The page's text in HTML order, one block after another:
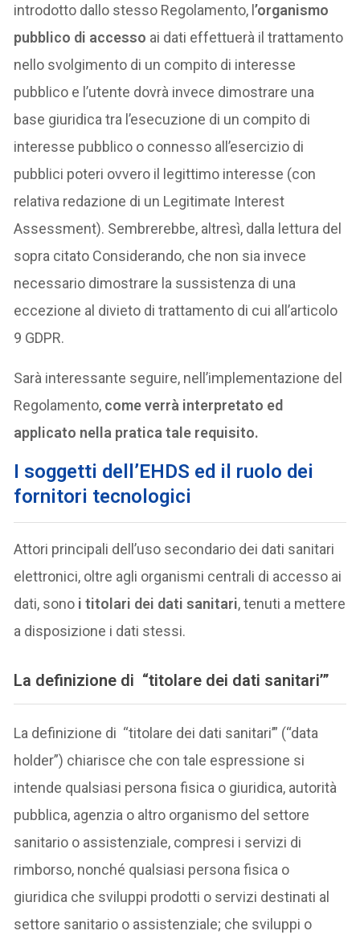
introdotto dallo stesso Regolamento, l’organismo
pubblico di accesso ai dati effettuerà il trattamento
nello svolgimento di un compito di interesse
pubblico e l’utente dovrà invece dimostrare una
base giuridica tra l’esecuzione di un compito di
interesse pubblico o connesso all’esercizio di
pubblici poteri ovvero il legittimo interesse (con
relativa redazione di un Legitimate Interest
Assessment). Sembrerebbe, altresì, dalla lettura del
sopra citato Considerando, che non sia invece
necessario dimostrare la sussistenza di una
eccezione al divieto di trattamento di cui all’articolo
9 GDPR.
Sarà interessante seguire, nell’implementazione del
Regolamento, come verrà interpretato ed
applicato nella pratica tale requisito.
I soggetti dell’EHDS ed il ruolo dei
fornitori tecnologici
Attori principali dell’uso secondario dei dati sanitari
elettronici, oltre agli organismi centrali di accesso ai
dati, sono i titolari dei dati sanitari, tenuti a mettere
a disposizione i dati stessi.
La definizione di “titolare dei dati sanitari’”
La definizione di “titolare dei dati sanitari’” (“data
holder”) chiarisce che con tale espressione si
intende qualsiasi persona fisica o giuridica, autorità
pubblica, agenzia o altro organismo del settore
sanitario o assistenziale, compresi i servizi di
rimborso, nonché qualsiasi persona fisica o
giuridica che sviluppi prodotti o servizi destinati al
settore sanitario o assistenziale; che sviluppi o